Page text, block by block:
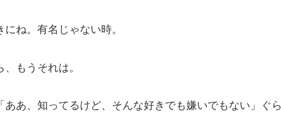
ね。有名じゃない時。
もうそれは。
ああ、知ってるけど、そんな好きでも嫌いでもない」ぐら